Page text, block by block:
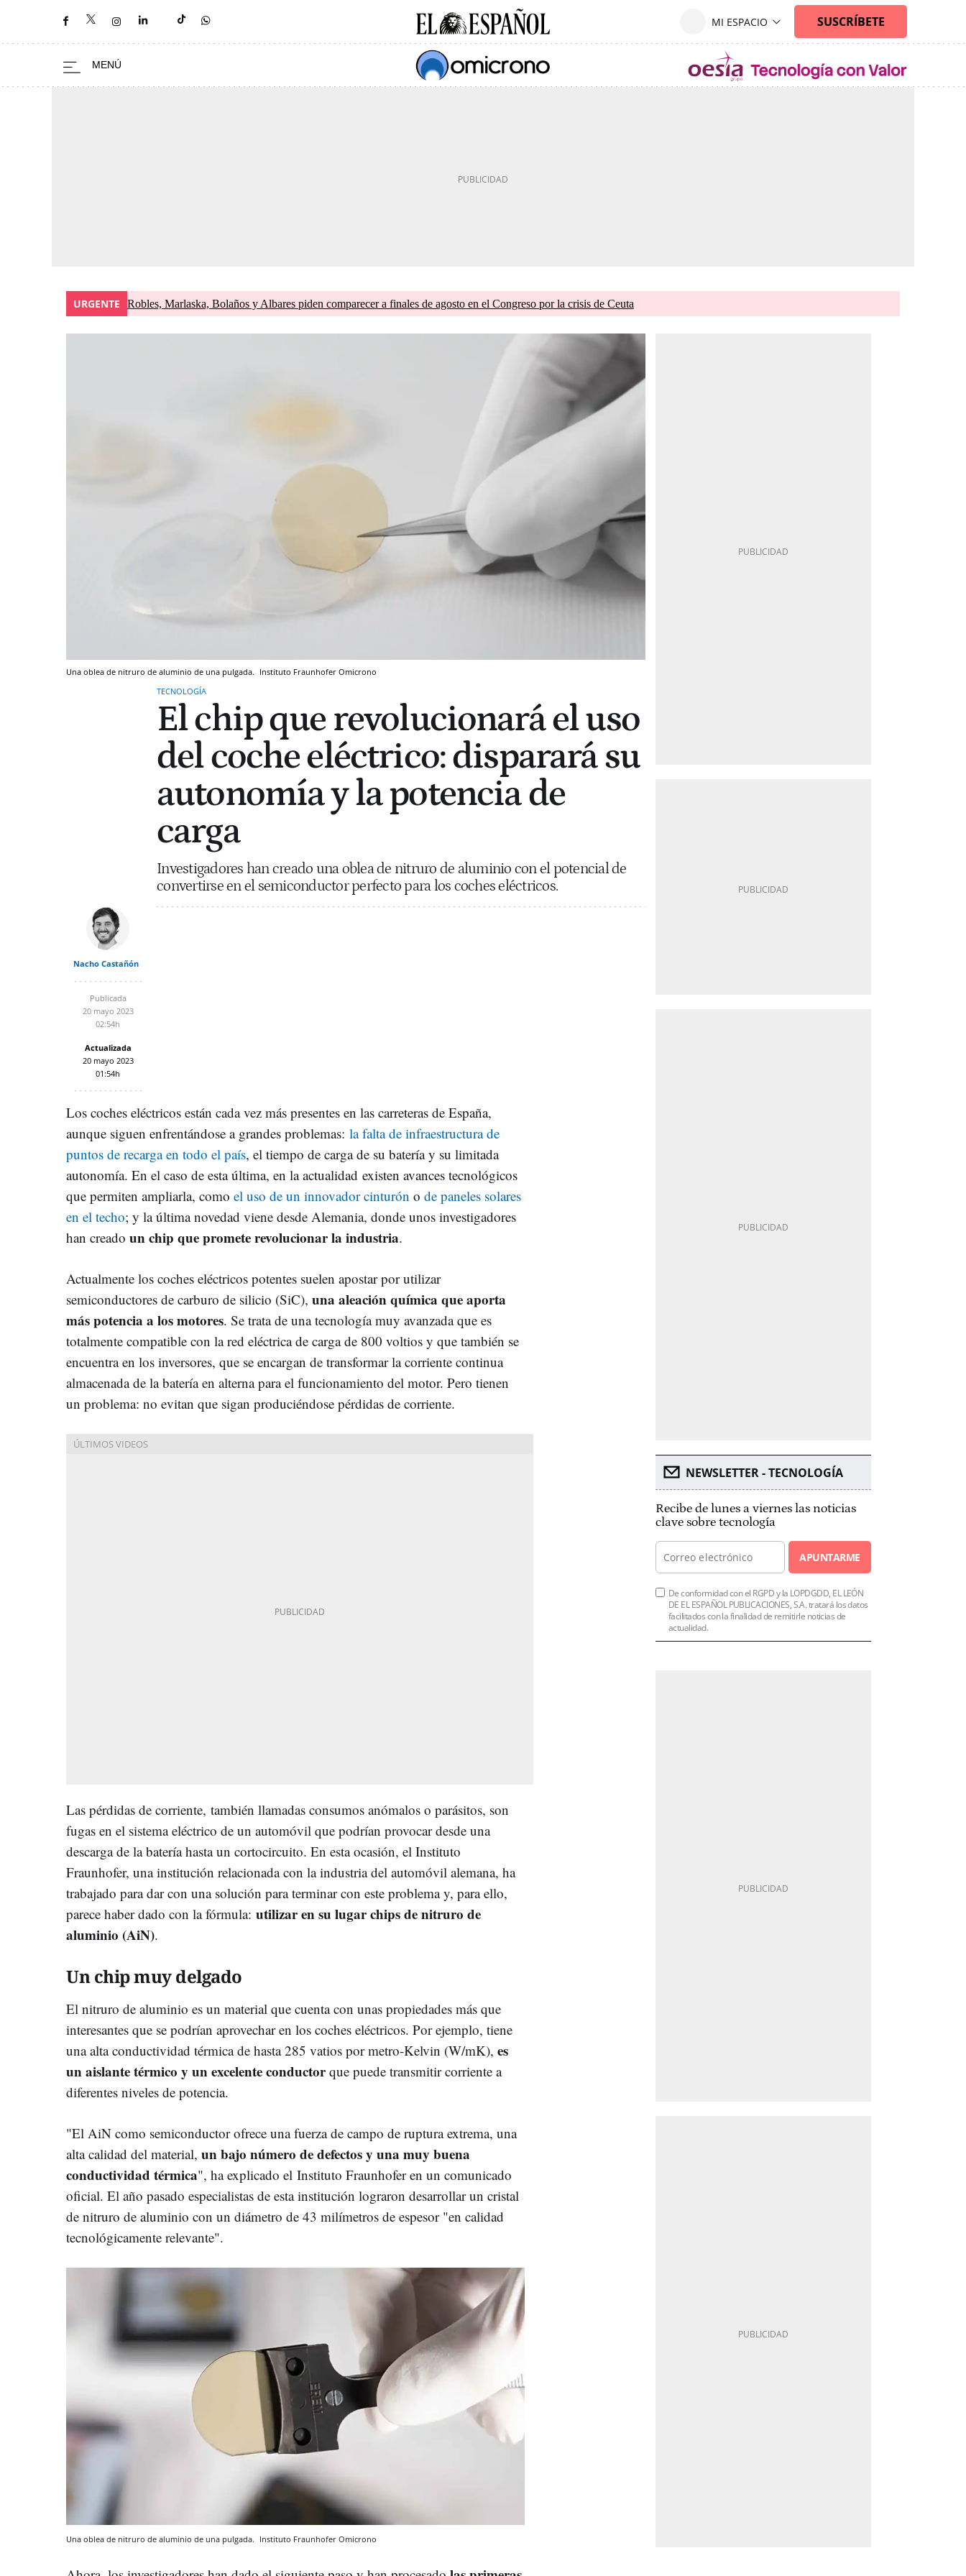
URGENTE Robles, Marlaska, Bolaños y Albares piden comparecer a finales de agosto en el Congreso por la crisis de Ceuta
Una oblea de nitruro de aluminio de una pulgada. Instituto Fraunhofer Omicrono
TECNOLOGÍA
El chip que revolucionará el uso
del coche eléctrico: disparará su
autonomía y la potencia de
carga
Investigadores han creado una oblea de nitruro de aluminio con el potencial de
convertirse en el semiconductor perfecto para los coches eléctricos.
Nacho Castañón
Publicada
20 mayo 2023
02:54h
Actualizada
20 mayo 2023
01:54h
Los coches eléctricos están cada vez más presentes en las carreteras de España,
aunque siguen enfrentándose a grandes problemas: la falta de infraestructura de
puntos de recarga en todo el país, el tiempo de carga de su batería y su limitada
autonomía. En el caso de esta última, en la actualidad existen avances tecnológicos
que permiten ampliarla, como el uso de un innovador cinturón o de paneles solares
en el techo; y la última novedad viene desde Alemania, donde unos investigadores
han creado un chip que promete revolucionar la industria.
Actualmente los coches eléctricos potentes suelen apostar por utilizar
semiconductores de carburo de silicio (SiC), una aleación química que aporta
más potencia a los motores. Se trata de una tecnología muy avanzada que es
totalmente compatible con la red eléctrica de carga de 800 voltios y que también se
encuentra en los inversores, que se encargan de transformar la corriente continua
almacenada de la batería en alterna para el funcionamiento del motor. Pero tienen
un problema: no evitan que sigan produciéndose pérdidas de corriente.
Las pérdidas de corriente, también llamadas consumos anómalos o parásitos, son
fugas en el sistema eléctrico de un automóvil que podrían provocar desde una
descarga de la batería hasta un cortocircuito. En esta ocasión, el Instituto
Fraunhofer, una institución relacionada con la industria del automóvil alemana, ha
trabajado para dar con una solución para terminar con este problema y, para ello,
parece haber dado con la fórmula: utilizar en su lugar chips de nitruro de
aluminio (AiN).
Un chip muy delgado
El nitruro de aluminio es un material que cuenta con unas propiedades más que
interesantes que se podrían aprovechar en los coches eléctricos. Por ejemplo, tiene
una alta conductividad térmica de hasta 285 vatios por metro-Kelvin (W/mK), es
un aislante térmico y un excelente conductorque puede transmitir corriente a
diferentes niveles de potencia.
"El AiN como semiconductor ofrece una fuerza de campo de ruptura extrema, una
alta calidad del material, un bajo número de defectos y una muy buena
conductividad térmica", ha explicado el Instituto Fraunhofer en un comunicado
oficial. El año pasado especialistas de esta institución lograron desarrollar un cristal
de nitruro de aluminio con un diámetro de 43 milímetros de espesor "en calidad
tecnológicamente relevante".
Una oblea de nitruro de aluminio de una pulgada. Instituto Fraunhofer Omicrono
NEWSLETTER - TECNOLOGÍA
Recibe de lunes a viernes las noticias
clave sobre tecnología
APUNTARME
De conformidad con el RGPD y la LOPDGDD, EL LEÓN
DE EL ESPAÑOL PUBLICACIONES, S.A. tratará los datos
facilitados con la finalidad de remitirle noticias de
actualidad.